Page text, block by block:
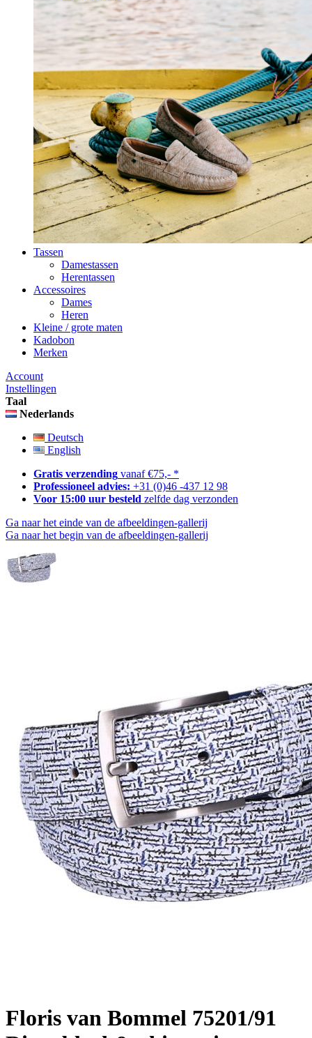
Tassen
Damestassen
Herentassen
Accessoires
Dames
Heren
Kleine / grote maten
Kadobon
Merken
Account
Instellingen
Taal
Nederlands
Deutsch
English
Gratis verzending vanaf €75,- *
Professioneel advies: +31 (0)46 -437 12 98
Voor 15:00 uur besteld zelfde dag verzonden
Ga naar het einde van de afbeeldingen-gallerij
Ga naar het begin van de afbeeldingen-gallerij
Floris van Bommel 75201/91